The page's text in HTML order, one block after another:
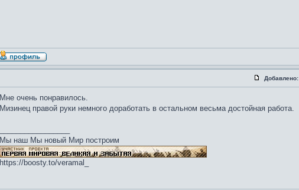
Добавлено:
Мне очень понравилось.
Мизинец правой руки немного доработать в остальном весьма достойная работа.
Мы наш Мы новый Мир построим
https://boosty.to/veramal_